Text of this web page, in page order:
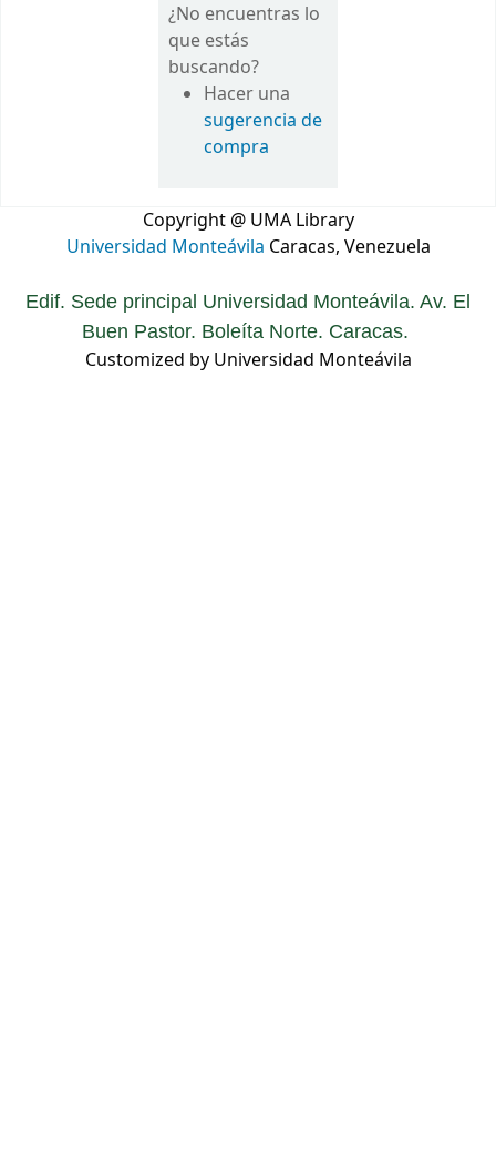
¿No encuentras lo
que estás
buscando?
Hacer una
sugerencia de
compra
Copyright @ UMA Library
Universidad Monteávila Caracas, Venezuela
Edif. Sede principal Universidad Monteávila. Av. El
Buen Pastor. Boleíta Norte. Caracas.
Customized by Universidad Monteávila